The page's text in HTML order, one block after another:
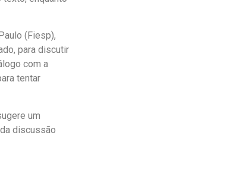
(Fiesp),
para discutir
com a
tentar
um
discussão